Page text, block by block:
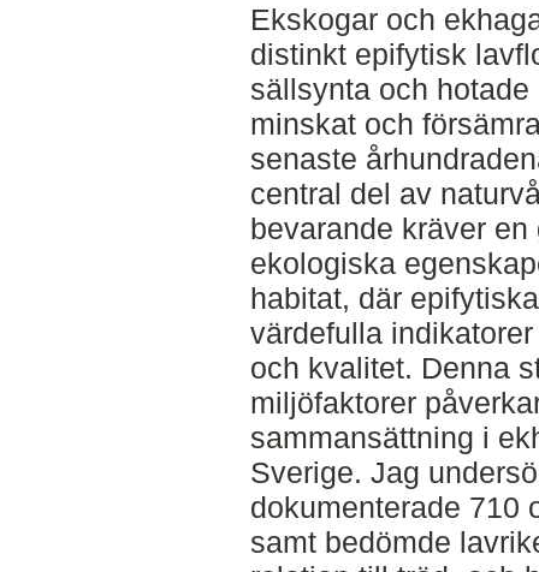
Ekskogar och
distinkt epifytisk
sällsynta och
minskat och
senaste
central del av
bevarande kräver
ekologiska
habitat, där
värdefulla
och kvalitet. Denna
miljöfaktorer
sammansättning i
Sverige. Jag
dokumenterade 710
samt bedömde